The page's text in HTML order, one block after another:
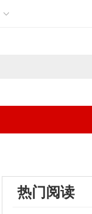
热门阅读